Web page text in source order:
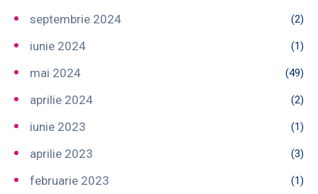
septembrie 2024 (2)
iunie 2024 (1)
mai 2024 (49)
aprilie 2024 (2)
iunie 2023 (1)
aprilie 2023 (3)
februarie 2023 (1)